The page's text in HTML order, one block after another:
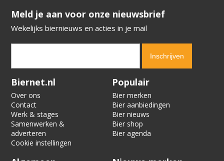
​​​​​​​Meld je aan voor onze nieuwsbrief
Wekelijks biernieuws en acties in je mail
Verification code:
Biernet.nl
Over ons
Contact
Werk & stages
Samenwerken &
adverteren
Cookie instellingen
Populair
Bier merken
Bier aanbiedingen
Bier nieuws
Bier shop
Bier agenda